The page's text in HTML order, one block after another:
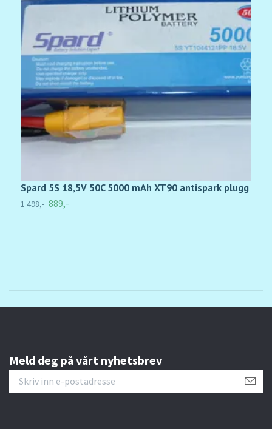
Spard 5S 18,5V 50C 5000 mAh XT90 antispark plugg
1 498,- 889,-
Meld deg på vårt nyhetsbrev